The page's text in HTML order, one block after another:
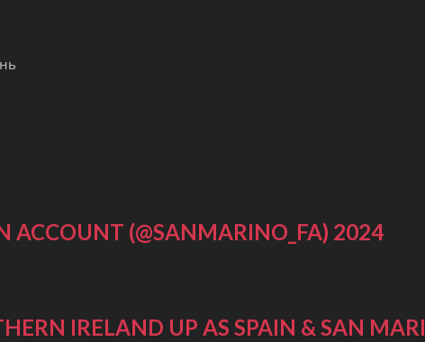
(@SANMARINO_FA) 2024
IRELAND UP AS SPAIN & SAN